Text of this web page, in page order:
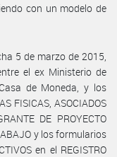
con un modelo de
5 de marzo de 2015,
el ex Ministerio de
de Moneda, y los
FISICAS, ASOCIADOS
DE PROYECTO
y los formularios
en el REGISTRO